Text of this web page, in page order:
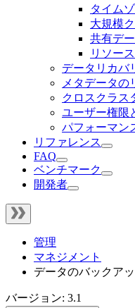
タイム
大規模
共有デ
リソー
データリカバ
メタデータの
クロスクラス
ユーザー権限
パフォーマン
リファレンス
FAQ
ベンチマーク
開発者
管理
マネジメント
データのバックア
バージョン: 3.1